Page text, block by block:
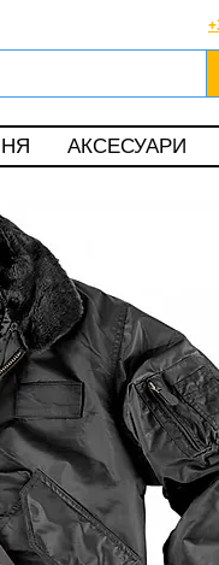
АКСЕСУАРИ